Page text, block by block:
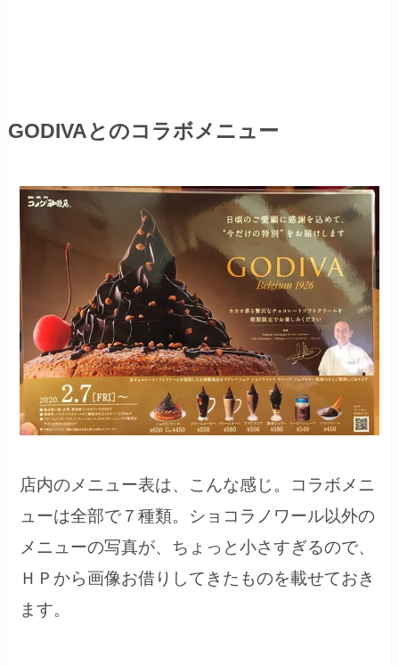
GODIVAとのコラボメニュー
店内のメニュー表は、こんな感じ。コラボメニ
ューは全部で７種類。ショコラノワール以外の
メニューの写真が、ちょっと小さすぎるので、
ＨＰから画像お借りしてきたものを載せておき
ます。